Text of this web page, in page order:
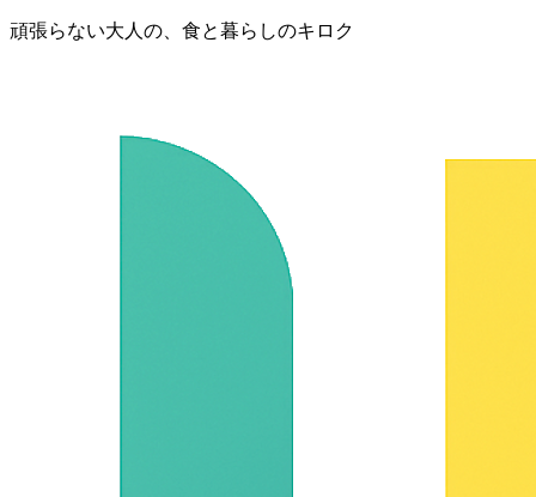
頑張らない大人の、食と暮らしのキロク